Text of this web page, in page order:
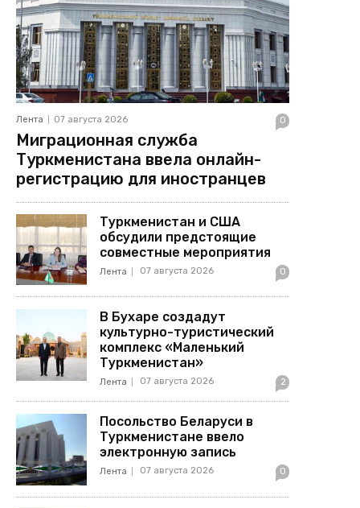
Лента 07 августа 2026 0
Миграционная служба
Туркменистана ввела онлайн-
регистрацию для иностранцев
Туркменистан и США
обсудили предстоящие
совместные мероприятия
Лента 07 августа 2026 0
В Бухаре создадут
культурно-туристический
комплекс «Маленький
Туркменистан»
Лента 07 августа 2026 2
Посольство Беларуси в
Туркменистане ввело
электронную запись
Лента 07 августа 2026 0